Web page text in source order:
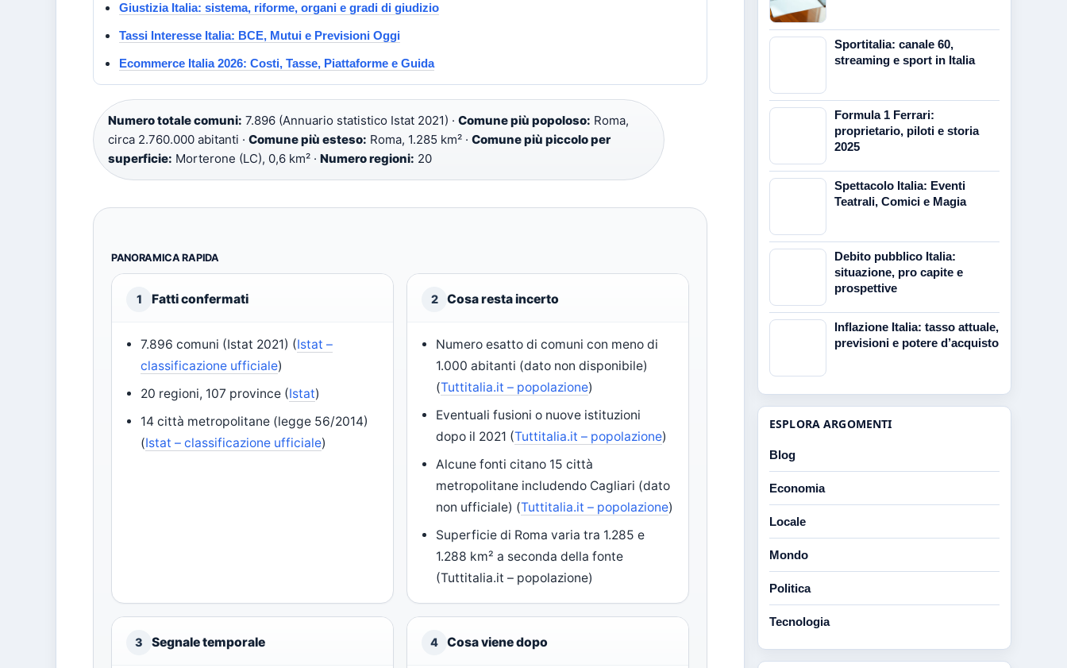
Giustizia Italia: sistema, riforme, organi e gradi di giudizio
Tassi Interesse Italia: BCE, Mutui e Previsioni Oggi
Ecommerce Italia 2026: Costi, Tasse, Piattaforme e Guida
Numero totale comuni: 7.896 (Annuario statistico Istat 2021) · Comune più popoloso: Roma,
circa 2.760.000 abitanti · Comune più esteso: Roma, 1.285 km² · Comune più piccolo per
superficie: Morterone (LC), 0,6 km² · Numero regioni: 20
PANORAMICA RAPIDA
1 Fatti confermati
7.896 comuni (Istat 2021) (Istat –
classificazione ufficiale)
20 regioni, 107 province (Istat)
14 città metropolitane (legge 56/2014)
(Istat – classificazione ufficiale)
2 Cosa resta incerto
Numero esatto di comuni con meno di
1.000 abitanti (dato non disponibile)
(Tuttitalia.it – popolazione)
Eventuali fusioni o nuove istituzioni
dopo il 2021 (Tuttitalia.it – popolazione)
Alcune fonti citano 15 città
metropolitane includendo Cagliari (dato
non ufficiale) (Tuttitalia.it – popolazione)
Superficie di Roma varia tra 1.285 e
1.288 km² a seconda della fonte
(Tuttitalia.it – popolazione)
3 Segnale temporale 4 Cosa viene dopo
Sportitalia: canale 60,
streaming e sport in Italia
Formula 1 Ferrari:
proprietario, piloti e storia
2025
Spettacolo Italia: Eventi
Teatrali, Comici e Magia
Debito pubblico Italia:
situazione, pro capite e
prospettive
Inflazione Italia: tasso attuale,
previsioni e potere d’acquisto
ESPLORA ARGOMENTI
Blog
Economia
Locale
Mondo
Politica
Tecnologia